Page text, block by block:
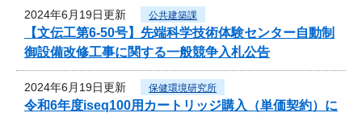
2024年6月19日更新 公共建築課
【文伝工第6-50号】先端科学技術体験センター自動制
御設備改修工事に関する一般競争入札公告
2024年6月19日更新 保健環境研究所
令和6年度iseq100用カートリッジ購入（単価契約）に